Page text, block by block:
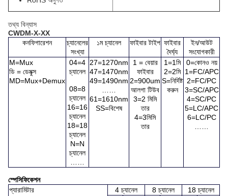
তথ্য বিন্যাস
CWDM-X-XX
কনফিগারেশন
চ্যানেলের
সংখ্যা
১ম চ্যানেল ফাইবার টাইপ ফাইবার
দৈর্ঘ্য
ইন/আউট
সংযোগকারী
M=Mux
ডি = ডেমুক্স
MD=Mux+Demux
04=4
চ্যানেল
08=8
চ্যানেল
16=16
চ্যানেল
18=18
চ্যানেল
N=N
চ্যানেল
27=1270nm
47=1470nm
49=1490nm
61=1610nm
SS=বিশেষ
1 = বেয়ার
ফাইবার
2=900um
আলগা টিউব
3=2 মিমি
তার
4=3মিমি
তার
1=1মি
2=2মি
S=নির্দিষ্ট
করুন
0=কোনও নয়
1=FC/APC
2=FC/PC
3=SC/APC
4=SC/PC
5=LC/APC
6=LC/PC
স্পেসিফিকেশন
প্যারামিটার
4 চ্যানেল 8 চ্যানেল
18 চ্যানেল